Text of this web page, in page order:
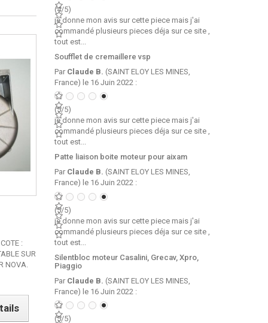
:
SUR
NOVA.
(4/5)
je donne mon avis sur cette piece mais j'ai
commandé plusieurs pieces déja sur ce site ,
tout est...
Soufflet de cremaillere vsp
Par Claude B. (SAINT ELOY LES MINES,
France) le 16 Juin 2022 :
(5/5)
je donne mon avis sur cette piece mais j'ai
commandé plusieurs pieces déja sur ce site ,
tout est...
Patte liaison boite moteur pour aixam
Par Claude B. (SAINT ELOY LES MINES,
France) le 16 Juin 2022 :
(5/5)
je donne mon avis sur cette piece mais j'ai
commandé plusieurs pieces déja sur ce site ,
tout est...
Silentbloc moteur Casalini, Grecav, Xpro,
Piaggio
Par Claude B. (SAINT ELOY LES MINES,
France) le 16 Juin 2022 :
(5/5)